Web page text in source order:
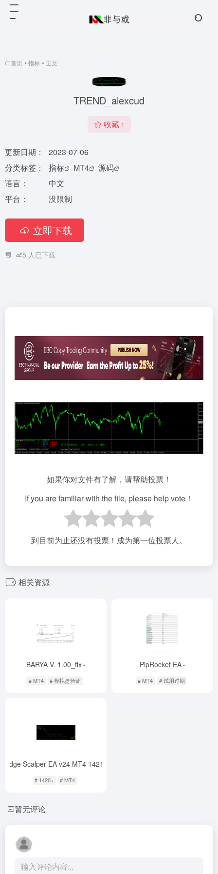
首页 • 指标 • 正文
TREND_alexcud
收藏 1
更新日期：
2023-07-06
分类标签：
指标 MT4
源码
语言：
中文
平台：
没限制
立即下载
5 人已下载
如果你对文件有了解，请帮助投票！
If you are familiar with the file, please help vote！
到目前为止还没有投票！成为第一位投票人。
相关资源
BARYA V. 1.00_fix-
# MT4 # 模拟盘验证
PipRocket EA-
# MT4 # 试用过期
Hedge Scalper EA v24 MT4 1421+
# 1420+ # MT4
暂无评论